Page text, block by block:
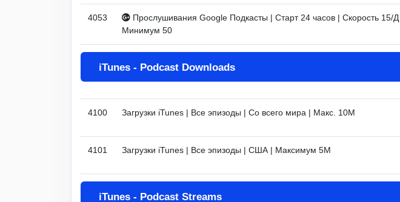
4053
Прослушивания Google Подкасты | Старт 24 часов | Скорость 15/Д |
Минимум 50
iTunes - Podcast Downloads
4100 Загрузки iTunes | Все эпизоды | Со всего мира | Макс. 10M
4101 Загрузки iTunes | Все эпизоды | США | Максимум 5М
iTunes - Podcast Streams